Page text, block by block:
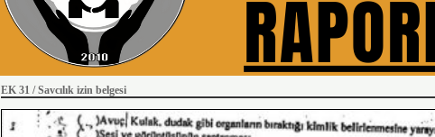
EK 31 / Savcılık izin belgesi